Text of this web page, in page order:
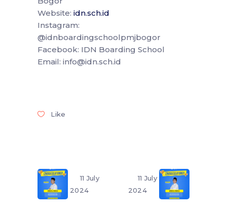
Website: idn.sch.id
Instagram:
@idnboardingschoolpmjbogor
Facebook: IDN Boarding School
Email: info@idn.sch.id
Like
11 July
2024
11 July
2024